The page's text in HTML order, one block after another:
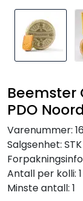
Beemster
PDO
Varenummer:
Salgsenhet: STK
Antall per kolli: 1
Minste antall: 1